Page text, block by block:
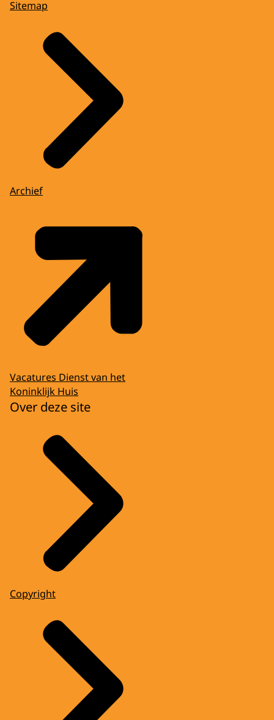
Sitemap
Archief
Vacatures Dienst van het
Koninklijk Huis
Over deze site
Copyright